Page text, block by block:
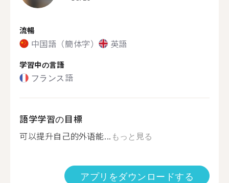
流暢
中国語（簡体字） 英語
学習中の言語
フランス語
語学学習の目標
可以提升自己的外语能... もっと見る
アプリをダウンロードする